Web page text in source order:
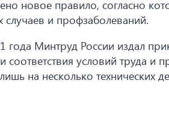
новое правило, согласно
случаев и профзаболеваний.
года Минтруд России издал
соответствия условий труда
на несколько технических